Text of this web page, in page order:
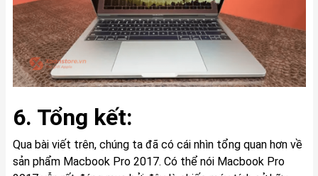
6. Tổng kết:
Qua bài viết trên, chúng ta đã có cái nhìn tổng quan hơn về
sản phẩm Macbook Pro 2017. Có thể nói Macbook Pro